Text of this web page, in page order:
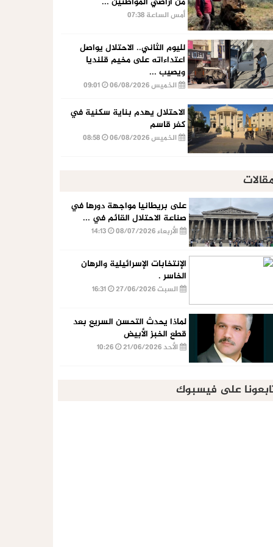
أمس الساعة 07:38
لليوم الثاني.. الاحتلال يواصل
اعتداءاته على مخيم قلنديا
ويصيب ...
الخميس 06/08/2026
الاحتلال يهدم بناية سكنية في
كفر قاسم
الخميس 06/08/2026
على بريطانيا مواجهة دورها في
صناعة الاحتلال القائم في ...
الأربعاء 08/07/2026
الإنتخابات الإسرائيلية والرهان
الخاسر .
السبت 27/06/2026
لماذا يحدث التحسن السريع بعد
قطع الخبز الأبيض
الأحد 21/06/2026
على فيسبوك